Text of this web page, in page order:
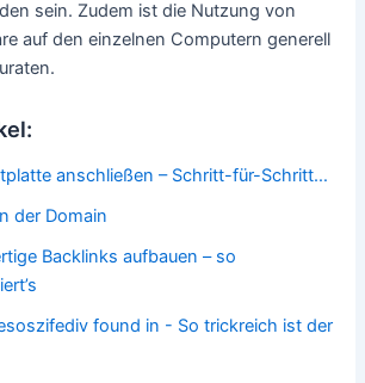
sein. Zudem ist die Nutzung von
auf den einzelnen Computern generell
anschließen – Schritt-für-Schritt…
der Domain
Backlinks aufbauen – so
found in - So trickreich ist der